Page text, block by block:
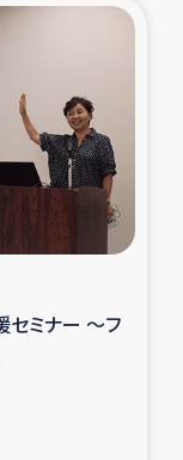
支援
活動
越冬支援
援事業
の農業支援
ミナー ～フ